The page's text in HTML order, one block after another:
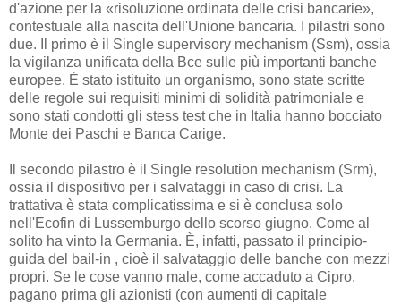
d'azione per la «risoluzione ordinata delle crisi bancarie»,
contestuale alla nascita dell'Unione bancaria. I pilastri sono
due. Il primo è il Single supervisory mechanism (Ssm), ossia
la vigilanza unificata della Bce sulle più importanti banche
europee. È stato istituito un organismo, sono state scritte
delle regole sui requisiti minimi di solidità patrimoniale e
sono stati condotti gli stess test che in Italia hanno bocciato
Monte dei Paschi e Banca Carige.
Il secondo pilastro è il Single resolution mechanism (Srm),
ossia il dispositivo per i salvataggi in caso di crisi. La
trattativa è stata complicatissima e si è conclusa solo
nell'Ecofin di Lussemburgo dello scorso giugno. Come al
solito ha vinto la Germania. È, infatti, passato il principio-
guida del bail-in , cioè il salvataggio delle banche con mezzi
propri. Se le cose vanno male, come accaduto a Cipro,
pagano prima gli azionisti (con aumenti di capitale